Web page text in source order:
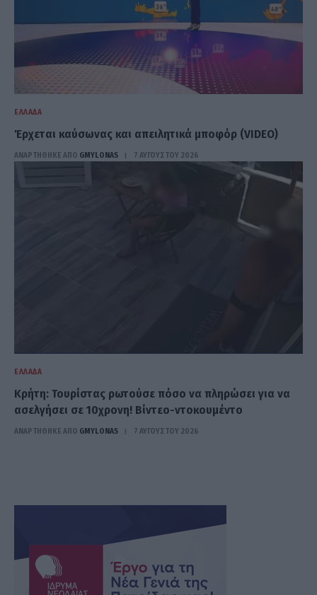
ΕΛΛΆΔΑ
Έρχεται καύσωνας και απειλητικά μποφόρ (VIDEO)
ΑΝΑΡΤΗΘΗΚΕ ΑΠΟ GMYLONAS 7 ΑΥΓΟΎΣΤΟΥ 2026
ΕΛΛΆΔΑ
Κρήτη: Τουρίστας ρωτούσε πόσο να πληρώσει για να
ασελγήσει σε 10χρονη! Βίντεο-ντοκουμέντο
ΑΝΑΡΤΗΘΗΚΕ ΑΠΟ GMYLONAS 7 ΑΥΓΟΎΣΤΟΥ 2026